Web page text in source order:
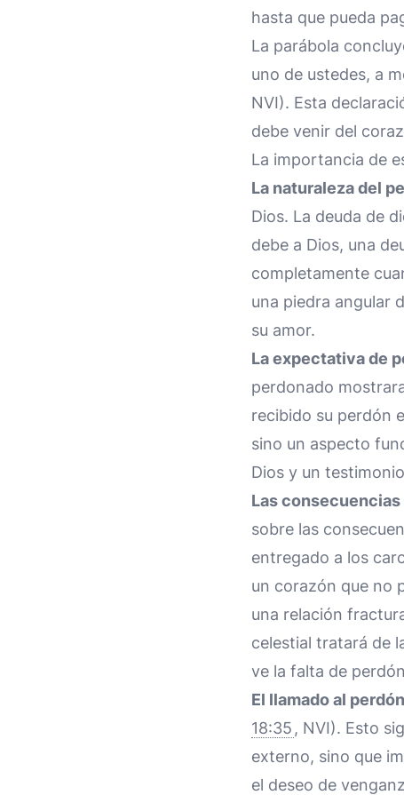
hasta que pueda
La parábola
uno de ustedes, a
NVI). Esta
debe venir del
La importancia de
La naturaleza del
Dios. La deuda de
debe a Dios, una
completamente
una piedra angular
su amor.
La expectativa de
perdonado
recibido su perdón
sino un aspecto
Dios y un
Las
sobre las
entregado a los
un corazón que no
una relación
celestial tratará de
ve la falta de
El llamado al
18:35 , NVI). Esto
externo, sino que
el deseo de